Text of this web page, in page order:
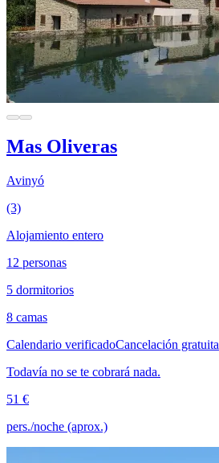
Mas Oliveras
Avinyó
(3)
Alojamiento entero
12 personas
5 dormitorios
8 camas
Calendario verificadoCancelación gratuita
Todavía no se te cobrará nada.
51 €
pers./noche (aprox.)